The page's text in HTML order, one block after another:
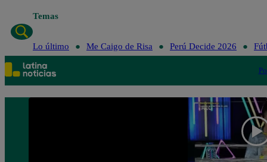
Temas
Lo último Me Caigo de Risa Perú Decide 2026